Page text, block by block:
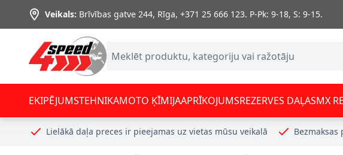
Skip to Content
Veikals: Brīvības gatve 244, Rīga, +371 25 666 123. P-Pk: 9-18, S: 9-15.
EKIPĒJUMSTEHNIKAMOTO ĶĪMIJAAPRĪKOJUMSREZERVES DAĻASMX
Lielākā daļa preces ir pieejamas uz vietas mūsu veikalā